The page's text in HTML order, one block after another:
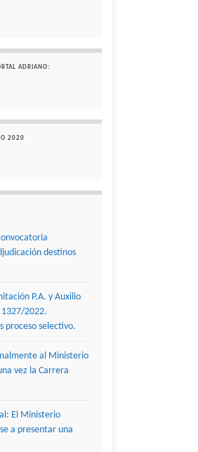
ADRIANO:
2020
destinos
P.A. y Auxilio
1327/2022.
proceso selectivo.
al Ministerio
vez la Carrera
El Ministerio
a presentar una